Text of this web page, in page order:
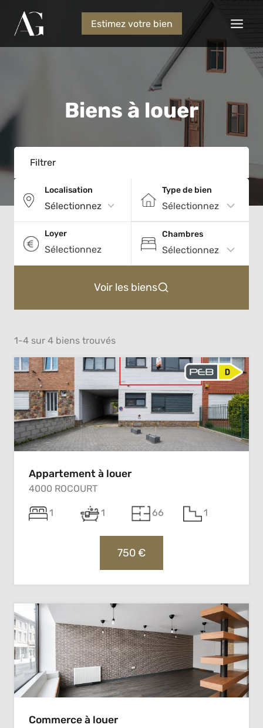
Estimez votre bien
Biens à louer
Filtrer
Localisation
Sélectionnez
Type de bien
Loyer
Sélectionnez
Chambres
Voir les biens
1-4 sur 4 biens trouvés
Appartement à louer
4000 ROCOURT
1 1 66 1
750 €
Commerce à louer